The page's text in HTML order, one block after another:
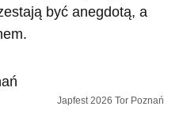
być anegdotą, a
Japfest 2026 Tor Poznań